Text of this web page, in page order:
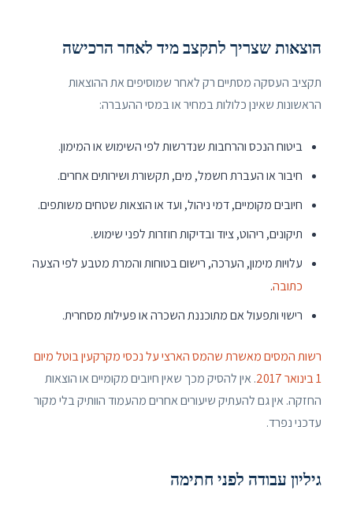
הוצאות שצריך לתקצב מיד לאחר הרכישה
תקציב העסקה מסתיים רק לאחר שמוסיפים את ההוצאות
הראשונות שאינן כלולות במחיר או במסי ההעברה:
ביטוח הנכס והרחבות שנדרשות לפי השימוש או המימון.
חיבור או העברת חשמל, מים, תקשורת ושירותים אחרים.
חיובים מקומיים, דמי ניהול, ועד או הוצאות שטחים משותפים.
תיקונים, ריהוט, ציוד ובדיקות חוזרות לפני שימוש.
עלויות מימון, הערכה, רישום בטוחות והמרת מטבע לפי הצעה
כתובה.
רישוי ותפעול אם מתוכננת השכרה או פעילות מסחרית.
רשות המסים מאשרת שהמס הארצי על נכסי מקרקעין בוטל מיום
1 בינואר 2017
. אין להסיק מכך שאין חיובים מקומיים או הוצאות
החזקה. אין גם להעתיק שיעורים אחרים מהעמוד הוותיק בלי מקור
עדכני נפרד.
גיליון עבודה לפני חתימה